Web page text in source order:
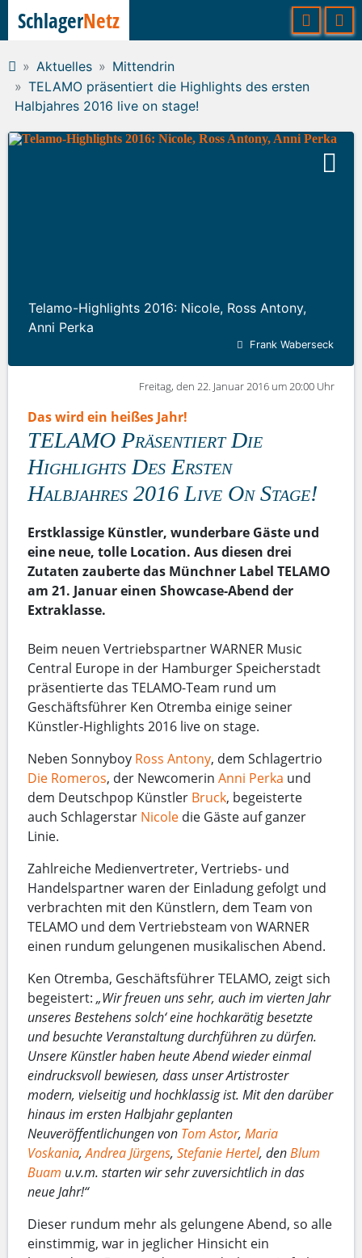
Aktuelles
Mittendrin
TELAMO präsentiert die Highlights des ersten
Halbjahres 2016 live on stage!
Telamo-Highlights 2016: Nicole, Ross Antony,
Anni Perka
Frank Waberseck
Freitag, den 22. Januar 2016 um 20:00 Uhr
Das wird ein heißes Jahr!
TELAMO Präsentiert Die
Highlights Des Ersten
Halbjahres 2016 Live On Stage!
Erstklassige Künstler, wunderbare Gäste und
eine neue, tolle Location. Aus diesen drei
Zutaten zauberte das Münchner Label TELAMO
am 21. Januar einen Showcase-Abend der
Extraklasse.
Beim neuen Vertriebspartner WARNER Music
Central Europe in der Hamburger Speicherstadt
präsentierte das TELAMO-Team rund um
Geschäftsführer Ken Otremba einige seiner
Künstler-Highlights 2016 live on stage.
Neben Sonnyboy Ross Antony, dem Schlagertrio
Die Romeros, der Newcomerin Anni Perka und
dem Deutschpop Künstler Bruck, begeisterte
auch Schlagerstar Nicole die Gäste auf ganzer
Linie.
Zahlreiche Medienvertreter, Vertriebs- und
Handelspartner waren der Einladung gefolgt und
verbrachten mit den Künstlern, dem Team von
TELAMO und dem Vertriebsteam von WARNER
einen rundum gelungenen musikalischen Abend.
Ken Otremba, Geschäftsführer TELAMO, zeigt sich
begeistert: „Wir freuen uns sehr, auch im vierten Jahr
unseres Bestehens solch‘ eine hochkarätig besetzte
und besuchte Veranstaltung durchführen zu dürfen.
Unsere Künstler haben heute Abend wieder einmal
eindrucksvoll bewiesen, dass unser Artistroster
modern, vielseitig und hochklassig ist. Mit den darüber
hinaus im ersten Halbjahr geplanten
Neuveröffentlichungen von Tom Astor, Maria
Voskania,Andrea Jürgens, Stefanie Hertel, denBlum
Buam u.v.m. starten wir sehr zuversichtlich in das
neue Jahr!“
Dieser rundum mehr als gelungene Abend, so alle
einstimmig, war in jeglicher Hinsicht ein
SchlagerNetz